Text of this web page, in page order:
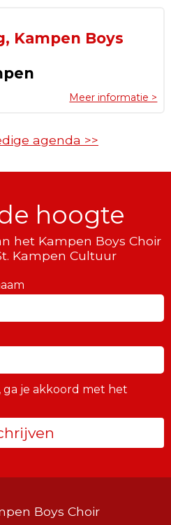
Kampen Boys
Meer informatie >
agenda >>
hoogte
het Kampen Boys Choir
Kampen Cultuur
ga je akkoord met het
Boys Choir